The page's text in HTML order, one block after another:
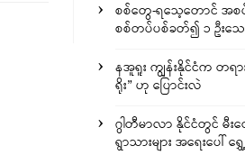
စစ်တွေ-ရသေ့တောင် အစပ်
စစ်တပ်ပစ်ခတ်၍ ၁ ဦးသေ
နအူရူး ကျွန်းနိုင်ငံက တရ
ရိုး” ဟု ပြောင်းလဲ
ဂွါတီမာလာ နိုင်ငံတွင် မီး
ရွာသားများ အရေးပေါ် ရွှေ့